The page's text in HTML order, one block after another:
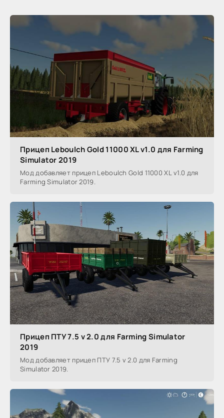
Прицеп Leboulch Gold 11000 XL v1.0 для Farming
Simulator 2019
Мод добавляет прицеп Leboulch Gold 11000 XL v1.0 для
Farming Simulator 2019.
Прицеп ПТУ 7.5 v 2.0 для Farming Simulator
2019
Мод добавляет прицеп ПТУ 7.5 v 2.0 для Farming
Simulator 2019.